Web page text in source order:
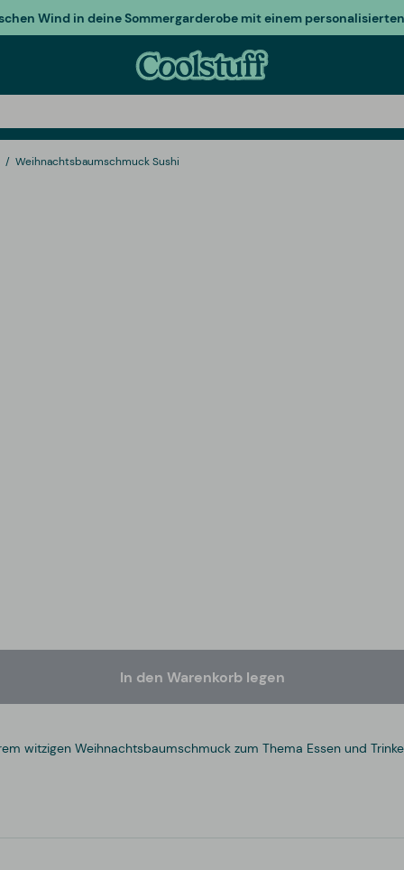
Wind in deine Sommergarderobe mit einem
Weihnachtsbaumschmuck Sushi
In den Warenkorb legen
witzigen Weihnachtsbaumschmuck zum Thema Essen und